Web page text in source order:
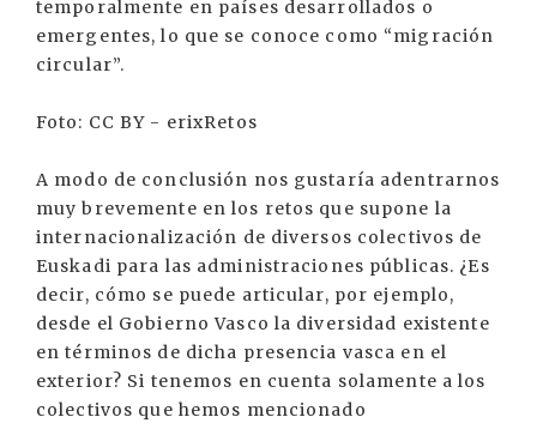
temporalmente en países desarrollados o
emergentes, lo que se conoce como “migración
circular”.
Foto: CC BY - erixRetos
A modo de conclusión nos gustaría adentrarnos
muy brevemente en los retos que supone la
internacionalización de diversos colectivos de
Euskadi para las administraciones públicas. ¿Es
decir, cómo se puede articular, por ejemplo,
desde el Gobierno Vasco la diversidad existente
en términos de dicha presencia vasca en el
exterior? Si tenemos en cuenta solamente a los
colectivos que hemos mencionado